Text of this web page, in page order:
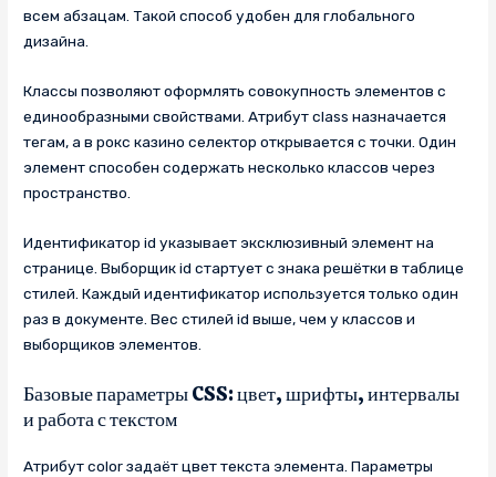
всем абзацам. Такой способ удобен для глобального
дизайна.
Классы позволяют оформлять совокупность элементов с
единообразными свойствами. Атрибут class назначается
тегам, а в рокс казино селектор открывается с точки. Один
элемент способен содержать несколько классов через
пространство.
Идентификатор id указывает эксклюзивный элемент на
странице. Выборщик id стартует с знака решётки в таблице
стилей. Каждый идентификатор используется только один
раз в документе. Вес стилей id выше, чем у классов и
выборщиков элементов.
Базовые параметры CSS: цвет, шрифты, интервалы
и работа с текстом
Атрибут color задаёт цвет текста элемента. Параметры